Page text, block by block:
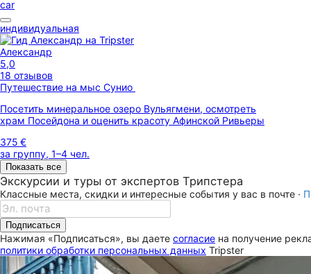
car
индивидуальная
Александр
5,0
18 отзывов
Путешествие на мыс Сунио
Посетить минеральное озеро Вульягмени, осмотреть
храм Посейдона и оценить красоту Афинской Ривьеры
375 €
за группу, 1–4 чел.
Показать все
Экскурсии и туры от экспертов Трипстера
Классные места, скидки и интересные события у вас в почте ·
Подписаться
Нажимая «Подписаться», вы даете согласие на получение
политики обработки персональных данных Tripster